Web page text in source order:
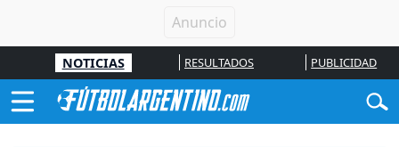
NOTICIAS RESULTADOS PUBLICIDAD